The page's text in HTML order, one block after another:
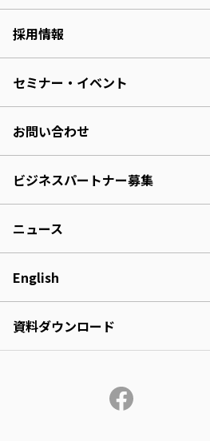
採用情報
セミナー・イベント
お問い合わせ
ビジネスパートナー募集
ニュース
English
資料ダウンロード